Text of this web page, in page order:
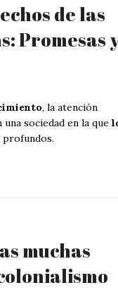
de las
Promesas
, la atención
una sociedad en la que
profundos.
muchas